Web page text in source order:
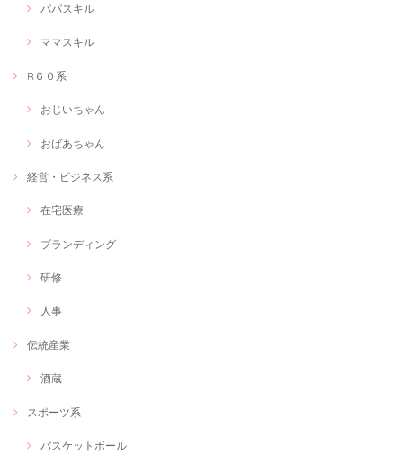
パパスキル
ママスキル
R６０系
おじいちゃん
おばあちゃん
経営・ビジネス系
在宅医療
ブランディング
研修
人事
伝統産業
酒蔵
スポーツ系
バスケットボール